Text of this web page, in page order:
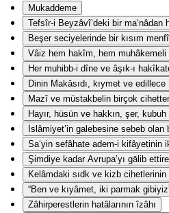
Mukaddeme
Tefsîr-i Beyzâvî’deki bir ma‘nâdan
Beşer seciyelerinde bir kısım
Vâiz hem hakîm, hem muhâkemeli
Her muhibb-i dîne ve âşık-ı
Dinin Makāsıdı, kıymet ve
Mazî ve müstakbelin birçok
Hayır, hüsün ve hakkın, şer,
İslâmiyet’in galebesine sebeb olan
Sa‘yin sefâhate adem-i kifâyetinin
Şimdiye kadar Avrupa’yı gālib
Kelâmdaki sıdk ve kizb
“Ben ve kıyâmet, iki parmak
Zâhirperestlerin hatâlarının îzâhı